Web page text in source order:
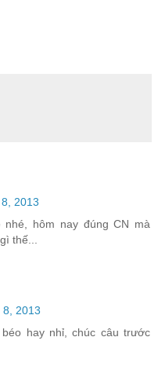
2013
hôm nay đúng CN mà
thế...
8, 2013
hay nhỉ, chúc câu trước